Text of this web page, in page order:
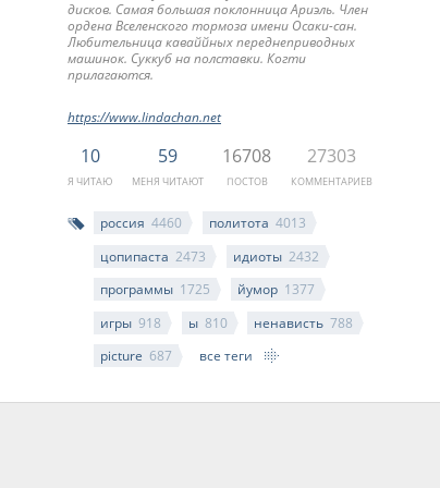
дисков. Самая большая поклонница Ариэль. Член
ордена Вселенского тормоза имени Осаки-сан.
Любительница каваййных переднеприводных
машинок. Суккуб на полставки. Когти
прилагаются.
https://www.lindachan.net
10
Я ЧИТАЮ
59
МЕНЯ ЧИТАЮТ
16708
ПОСТОВ
27303
КОММЕНТАРИЕВ
россия 4460 политота 4013
цопипаста 2473 идиоты 2432
программы 1725 йумор 1377
игры 918 ы 810 ненависть 788
picture 687 все теги